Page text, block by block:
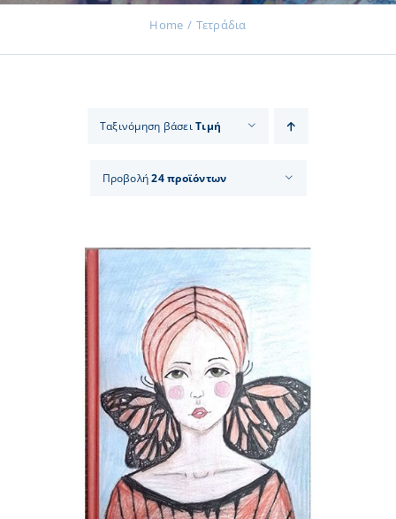
Επικοινωνία
Εισφορές
Home Τετράδια
Ταξινόμηση βάσειΤιμή
Προβολή24 προϊόντων